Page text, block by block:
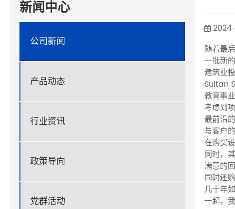
新闻中心
公司新闻
产品动态
行业资讯
政策导向
党群活动
随着最
一批新
建筑业
Sultan
教育事
考虑到
最前沿
与客户
在购买
同时，
满意的
同时还
几十年
一起，